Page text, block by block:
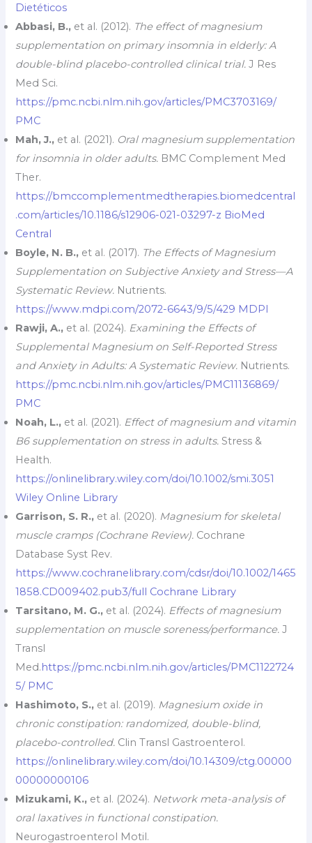
Dietéticos
Abbasi, B., et al. (2012). The effect of magnesium
supplementation on primary insomnia in elderly: A
double-blind placebo-controlled clinical trial. J Res
Med Sci.
https://pmc.ncbi.nlm.nih.gov/articles/PMC3703169/
PMC
Mah, J., et al. (2021). Oral magnesium supplementation
for insomnia in older adults. BMC Complement Med
Ther.
https://bmccomplementmedtherapies.biomedcentral
.com/articles/10.1186/s12906-021-03297-z BioMed
Central
Boyle, N. B., et al. (2017). The Effects of Magnesium
Supplementation on Subjective Anxiety and Stress—A
Systematic Review. Nutrients.
https://www.mdpi.com/2072-6643/9/5/429 MDPI
Rawji, A., et al. (2024). Examining the Effects of
Supplemental Magnesium on Self-Reported Stress
and Anxiety in Adults: A Systematic Review. Nutrients.
https://pmc.ncbi.nlm.nih.gov/articles/PMC11136869/
PMC
Noah, L., et al. (2021). Effect of magnesium and vitamin
B6 supplementation on stress in adults. Stress &
Health.
https://onlinelibrary.wiley.com/doi/10.1002/smi.3051
Wiley Online Library
Garrison, S. R., et al. (2020). Magnesium for skeletal
muscle cramps (Cochrane Review). Cochrane
Database Syst Rev.
https://www.cochranelibrary.com/cdsr/doi/10.1002/1465
1858.CD009402.pub3/full Cochrane Library
Tarsitano, M. G., et al. (2024). Effects of magnesium
supplementation on muscle soreness/performance. J
Transl
Med.https://pmc.ncbi.nlm.nih.gov/articles/PMC1122724
5/ PMC
Hashimoto, S., et al. (2019). Magnesium oxide in
chronic constipation: randomized, double-blind,
placebo-controlled. Clin Transl Gastroenterol.
https://onlinelibrary.wiley.com/doi/10.14309/ctg.00000
00000000106
Mizukami, K., et al. (2024). Network meta-analysis of
oral laxatives in functional constipation.
Neurogastroenterol Motil.